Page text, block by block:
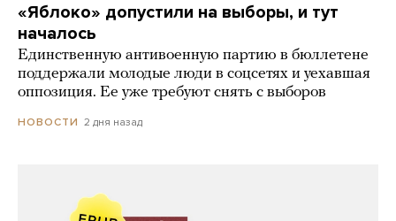
«Яблоко» допустили на выборы, и тут
началось
Единственную антивоенную партию в бюллетене
поддержали молодые люди в соцсетях и уехавшая
оппозиция. Ее уже требуют снять с выборов
НОВОСТИ 2 дня назад